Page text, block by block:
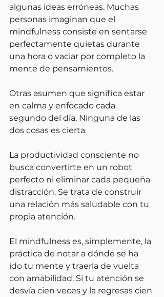
algunas ideas erróneas. Muchas
personas imaginan que el
mindfulness consiste en sentarse
perfectamente quietas durante
una hora o vaciar por completo la
mente de pensamientos.
Otras asumen que significa estar
en calma y enfocado cada
segundo del día. Ninguna de las
dos cosas es cierta.
La productividad consciente no
busca convertirte en un robot
perfecto ni eliminar cada pequeña
distracción. Se trata de construir
una relación más saludable con tu
propia atención.
El mindfulness es, simplemente, la
práctica de notar a dónde se ha
ido tu mente y traerla de vuelta
con amabilidad. Si tu atención se
desvía cien veces y la regresas cien